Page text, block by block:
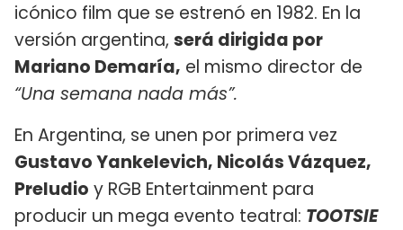
icónico film que se estrenó en 1982. En la
versión argentina, será dirigida por
Mariano Demaría, el mismo director de
“Una semana nada más”.
En Argentina, se unen por primera vez
Gustavo Yankelevich, Nicolás Vázquez,
Preludio y RGB Entertainment para
producir un mega evento teatral: TOOTSIE